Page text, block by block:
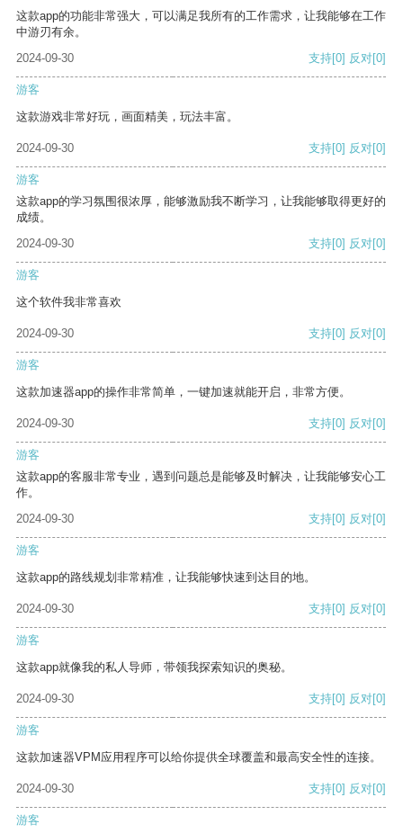
这款app的功能非常强大，可以满足我所有的工作需求，让我能够在工作
中游刃有余。
2024-09-30
支持[0] 反对[0]
游客
这款游戏非常好玩，画面精美，玩法丰富。
2024-09-30 支持[0] 反对[0]
游客
这款app的学习氛围很浓厚，能够激励我不断学习，让我能够取得更好的
成绩。
2024-09-30
支持[0] 反对[0]
游客
这个软件我非常喜欢
2024-09-30 支持[0] 反对[0]
游客
这款加速器app的操作非常简单，一键加速就能开启，非常方便。
2024-09-30 支持[0] 反对[0]
游客
这款app的客服非常专业，遇到问题总是能够及时解决，让我能够安心工
作。
2024-09-30
支持[0] 反对[0]
游客
这款app的路线规划非常精准，让我能够快速到达目的地。
2024-09-30 支持[0] 反对[0]
游客
这款app就像我的私人导师，带领我探索知识的奥秘。
2024-09-30 支持[0] 反对[0]
游客
这款加速器VPM应用程序可以给你提供全球覆盖和最高安全性的连接。
2024-09-30 支持[0] 反对[0]
游客